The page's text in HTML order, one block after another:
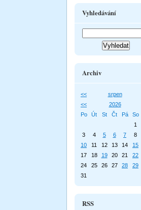
Vyhledávání
Archiv
<<
srpen
<<
2026
Po
Út St Čt Pá
So
1
3
4 5 6 7
8
10
11 12 13 14
15
17
18 19 20 21
22
24
25 26 27 28
29
31
RSS